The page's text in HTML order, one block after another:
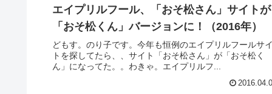
エイプリルフール、「おそ松さん」サイトが
「おそ松くん」バージョンに！（2016年）
どもす。のり子です。今年も恒例のエイプリルフールサ
トを探してたら、、サイト「おそ松さん」が「おそ松く
ん」になってた。。わきゃ。エイプリルフ...